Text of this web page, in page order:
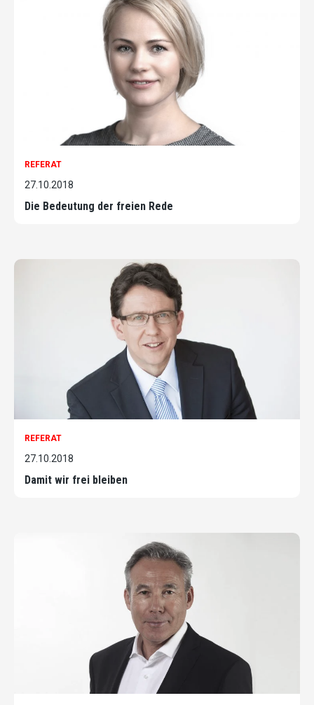
REFERAT
27.10.2018
Die Bedeutung der freien Rede
REFERAT
27.10.2018
Damit wir frei bleiben